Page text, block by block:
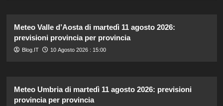
Meteo Valle d’Aosta di martedì 11 agosto 2026:
previsioni provincia per provincia
Blog.IT 10 Agosto 2026 : 15:00
Meteo Umbria di martedì 11 agosto 2026: previsioni
provincia per provincia